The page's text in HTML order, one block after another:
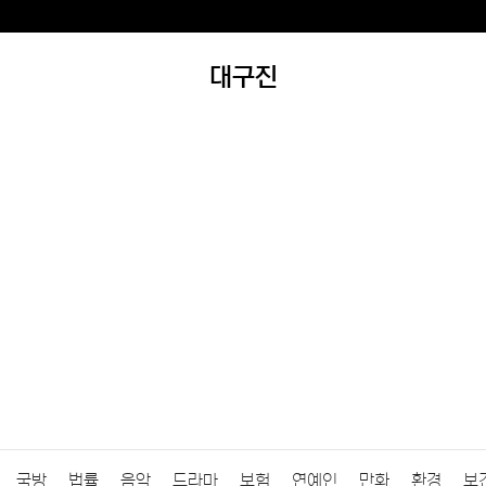
대구진
국방 법률 음악 드라마 보험 연예인 만화 환경 보